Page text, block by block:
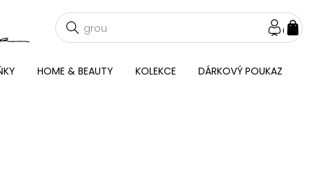
HOME & BEAUTY KOLEKCE DÁRKOVÝ POUKAZ